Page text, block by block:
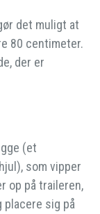
det muligt at
80 centimeter.
der er
(et
som vipper
op på traileren,
placere sig på